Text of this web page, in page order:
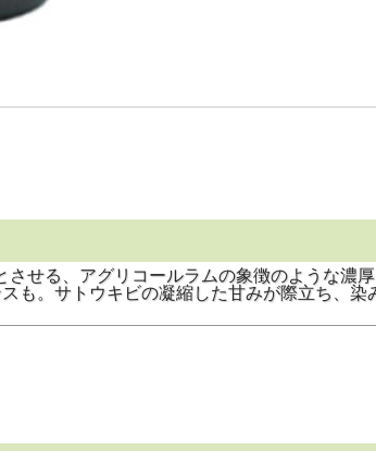
せる、アグリコールラムの象徴のような濃
も。サトウキビの凝縮した甘みが際立ち、染